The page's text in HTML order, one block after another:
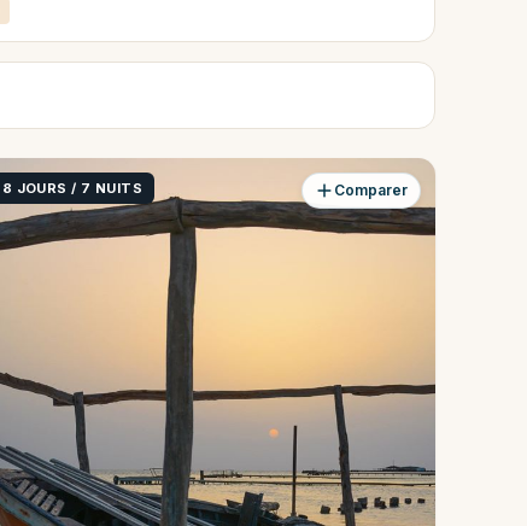
8 JOURS / 7 NUITS Comparer